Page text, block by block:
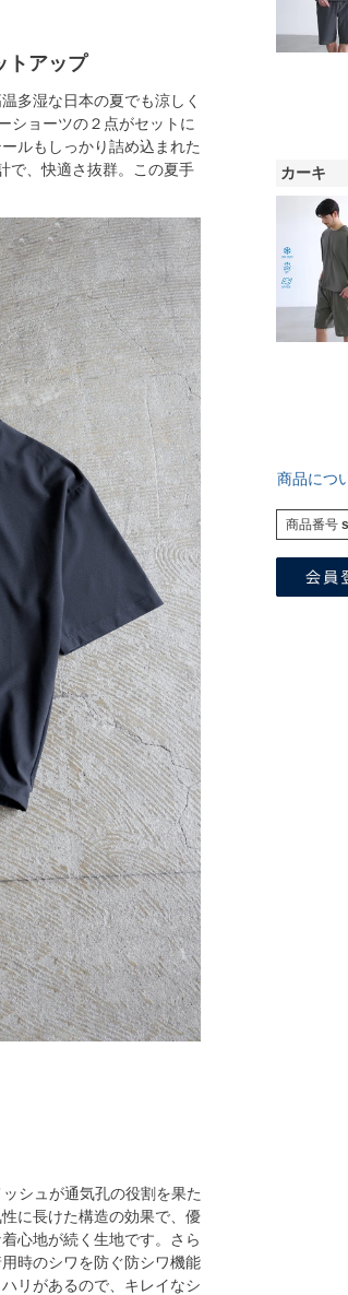
トアップ
多湿な日本の夏でも涼しく
ショーツの２点がセットに
ルもしっかり詰め込まれた
で、快適さ抜群。この夏手
シュが通気孔の役割を果た
に長けた構造の効果で、優
心地が続く生地です。さら
時のシワを防ぐ防シワ機能
リがあるので、キレイなシ
カーキ
商品につ
商品番号